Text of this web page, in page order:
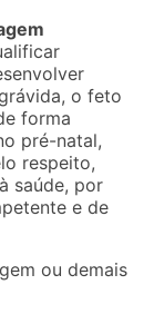
o feto
forma
pré-natal,
respeito,
saúde, por
e de
ou demais